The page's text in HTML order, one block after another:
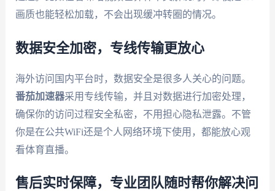
画质也能轻松加载，不会出现缓冲转圈的情况。
数据安全加密，专线传输更放心
海外访问国内平台时，数据安全是很多人关心的问题。
番茄加速器采用专线传输，并且对数据进行加密处理，
确保你的访问过程安全私密，不用担心隐私泄露。不管
你是在公共WiFi还是个人网络环境下使用，都能放心观
看体育直播。
售后实时保障，专业团队随时帮你解决问